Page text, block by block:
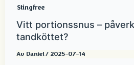
Stingfree
Vitt portionssnus –
tandköttet?
Av Daniel/ 2025-07-14